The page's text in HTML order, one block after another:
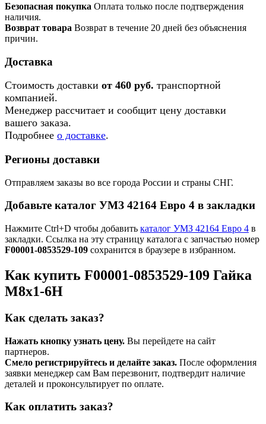
Безопасная покупка Оплата только после подтверждения
наличия.
Возврат товара Возврат в течение 20 дней без объяснения
причин.
Доставка
Стоимость доставки от 460 руб. транспортной
компанией.
Менеджер рассчитает и сообщит цену доставки
вашего заказа.
Подробнее о доставке.
Регионы доставки
Отправляем заказы во все города России и страны СНГ.
Добавьте каталог УМЗ 42164 Евро 4 в закладки
Нажмите Ctrl+D чтобы добавить каталог УМЗ 42164 Евро 4 в
закладки. Ссылка на эту страницу каталога с запчастью номер
F00001-0853529-109 сохранится в браузере в избранном.
Как купить F00001-0853529-109 Гайка
М8х1-6H
Как сделать заказ?
Нажать кнопку узнать цену. Вы перейдете на сайт
партнеров.
Смело регистрируйтесь и делайте заказ. После оформления
заявки менеджер сам Вам перезвонит, подтвердит наличие
деталей и проконсультирует по оплате.
Как оплатить заказ?